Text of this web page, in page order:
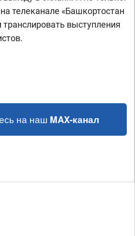
телеканале «Башкортостан
выступления
на наш MAX-канал